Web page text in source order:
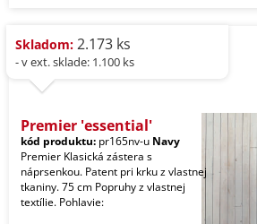
Skladom: 2.173 ks
- v ext. sklade: 1.100 ks
Premier 'essential'
kód produktu: pr165nv-u Navy
Premier Klasická zástera s
náprsenkou. Patent pri krku z vlastnej
tkaniny. 75 cm Popruhy z vlastnej
textílie. Pohlavie: